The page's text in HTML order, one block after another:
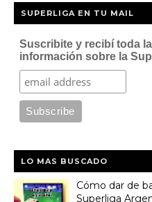
SUPERLIGA EN TU MAIL
Suscribite y recibí toda la
información sobre la
LO MAS BUSCADO
Cómo dar de
Superliga